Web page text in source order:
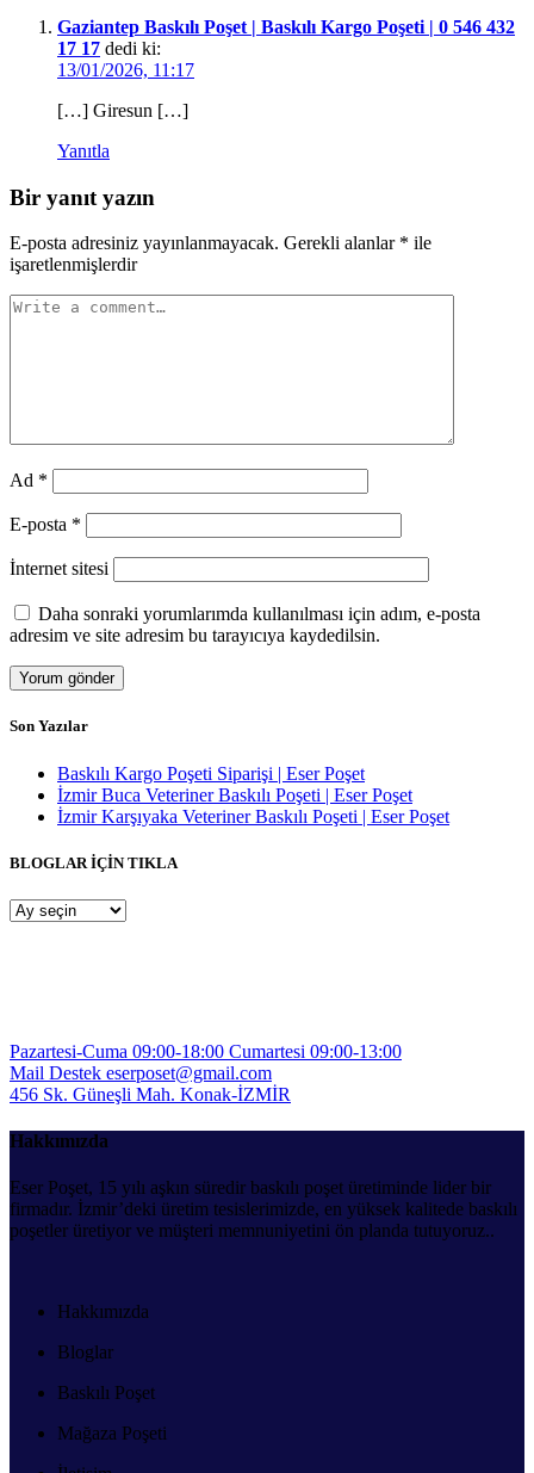
Gaziantep Baskılı Poşet | Baskılı Kargo Poşeti | 0 546 432
17 17 dedi ki:
13/01/2026, 11:17
[…] Giresun […]
Yanıtla
Bir yanıt yazın
E-posta adresiniz yayınlanmayacak. Gerekli alanlar * ile
işaretlenmişlerdir
Ad *
E-posta *
İnternet sitesi
Daha sonraki yorumlarımda kullanılması için adım, e-posta
adresim ve site adresim bu tarayıcıya kaydedilsin.
Son Yazılar
Baskılı Kargo Poşeti Siparişi | Eser Poşet
İzmir Buca Veteriner Baskılı Poşeti | Eser Poşet
İzmir Karşıyaka Veteriner Baskılı Poşeti | Eser Poşet
BLOGLAR İÇİN TIKLA
BLOGLAR
Pazartesi-Cuma 09:00-18:00 Cumartesi 09:00-13:00
Mail Destek eserposet@gmail.com
456 Sk. Güneşli Mah. Konak-İZMİR
Hakkımızda
Eser Poşet, 15 yılı aşkın süredir baskılı poşet üretiminde lider bir
firmadır. İzmir’deki üretim tesislerimizde, en yüksek kalitede baskılı
poşetler üretiyor ve müşteri memnuniyetini ön planda tutuyoruz..
Hakkımızda
Bloglar
Baskılı Poşet
Mağaza Poşeti